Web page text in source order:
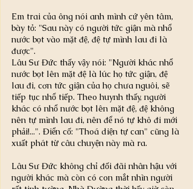
Em trai của ông nói anh mình cứ yên tâm,
bày tỏ: "Sau này có người tức giận mà nhổ
nước bọt vào mặt đệ, đệ tự mình lau đi là
được".
Lâu Sư Đức thấy vậy nói: "Người khác nhổ
nước bọt lên mặt đệ là lúc họ tức giận, đệ
lau đi, cơn tức giận của họ chưa nguôi, sẽ
tiếp tục nhổ tiếp. Theo huynh thấy, người
khác có nhổ nước bọt lên mặt đệ, đệ không
nên tự mình lau đi, nên để nó tự khô đi mới
phải!...". Điển cố: "Thoá diện tự can" cũng là
xuất phát từ câu chuyện này mà ra.
Lâu Sư Đức không chỉ đối đãi nhân hậu với
người khác mà còn có con mắt nhìn người